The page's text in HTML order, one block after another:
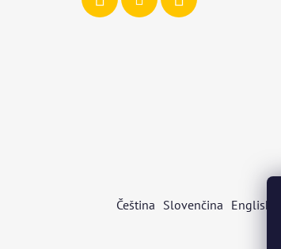
Čeština Slovenčina English